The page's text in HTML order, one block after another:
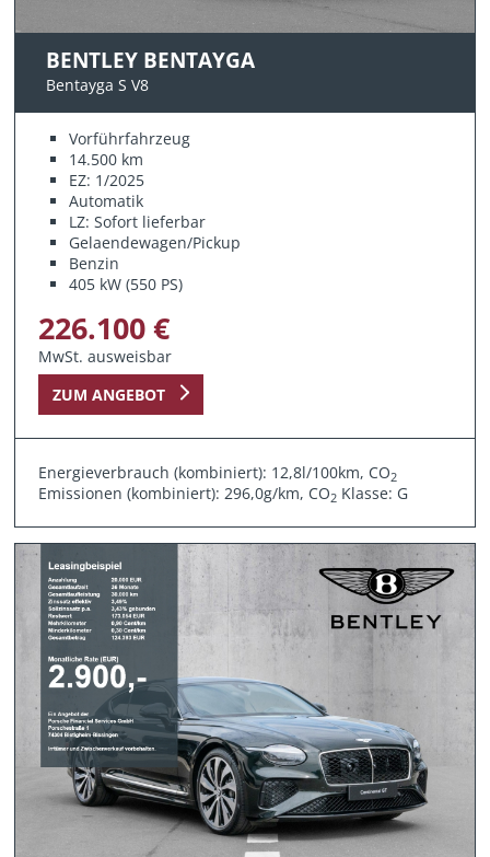
BENTLEY BENTAYGA
Bentayga S V8
Vorführfahrzeug
14.500 km
EZ: 1/2025
Automatik
LZ: Sofort lieferbar
Gelaendewagen/Pickup
Benzin
405 kW (550 PS)
226.100 €
MwSt. ausweisbar
ZUM ANGEBOT
Energieverbrauch (kombiniert): 12,8l/100km, CO2
Emissionen (kombiniert): 296,0g/km, CO2 Klasse: G